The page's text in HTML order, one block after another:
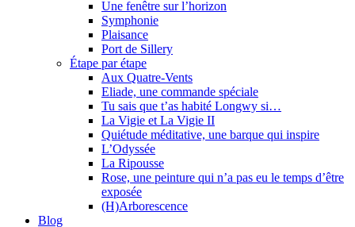
Une fenêtre sur l’horizon
Symphonie
Plaisance
Port de Sillery
Étape par étape
Aux Quatre-Vents
Eliade, une commande spéciale
Tu sais que t’as habité Longwy si…
La Vigie et La Vigie II
Quiétude méditative, une barque qui inspire
L’Odyssée
La Ripousse
Rose, une peinture qui n’a pas eu le temps d’être
exposée
(H)Arborescence
Blog